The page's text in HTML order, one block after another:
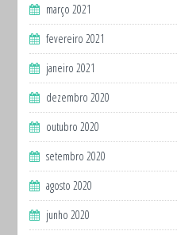
março 2021
fevereiro 2021
janeiro 2021
dezembro 2020
outubro 2020
setembro 2020
agosto 2020
junho 2020